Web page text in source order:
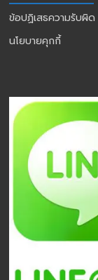
ข้อปฏิเสธความรับผิด
นโยบายคุกกี้